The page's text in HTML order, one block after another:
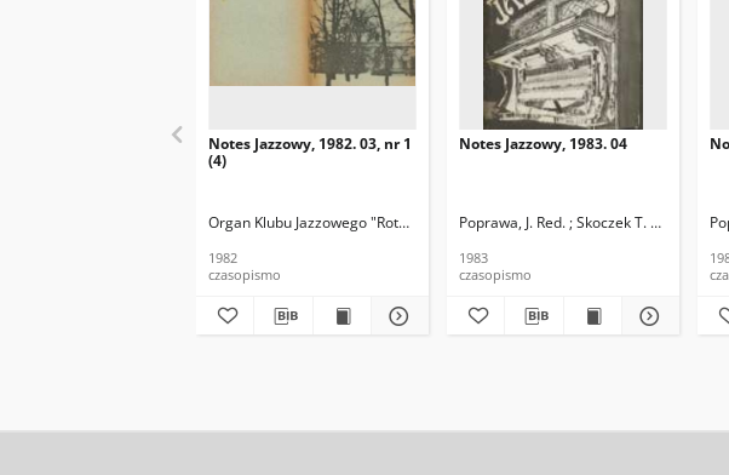
Notes Jazzowy, 1982. 03, nr 1
(4)
Organ Klubu Jazzowego "Rotunda" Skoczek, T. Red.
1982
czasopismo
Notes Jazzowy, 1983. 04
Poprawa, J. Red. ; Skoczek T. Red.
1983
czasopismo